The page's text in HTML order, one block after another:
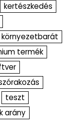
kertészkedés
környezetbarát
termék
teszt
arány